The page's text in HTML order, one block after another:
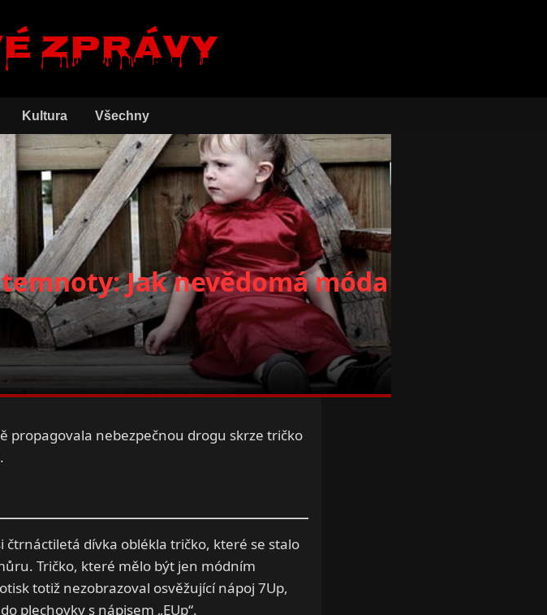
zprávy
Kultura Všechny
Jak nevědomá móda
propagovala nebezpečnou drogu skrze tričko
čtrnáctiletá dívka oblékla tričko, které se stalo
Tričko, které mělo být jen módním
totiž nezobrazoval osvěžující nápoj 7Up,
plechovky s nápisem „EUp“.